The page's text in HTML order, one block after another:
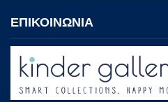
ΕΠΙΚΟΙΝΩΝΙΑ